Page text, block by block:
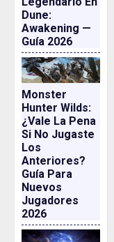
Dune:
Awakening —
Guía 2026
Monster
Hunter Wilds:
¿vale La Pena
Si No Jugaste
Los
Anteriores?
Guía Para
Nuevos
Jugadores
2026